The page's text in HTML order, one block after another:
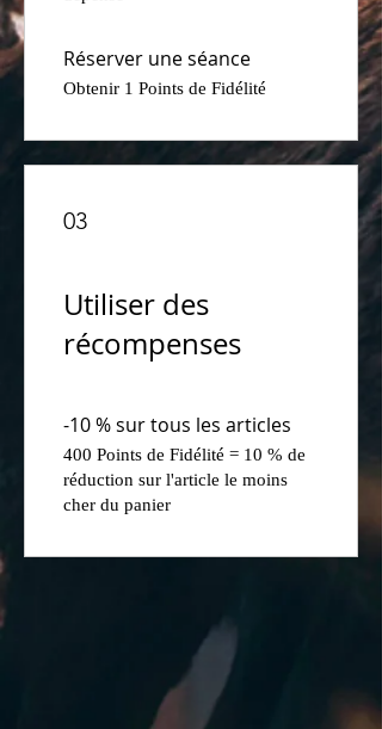
Réserver une séance
Obtenir 1 Points de Fidélité
03
Utiliser des
récompenses
-10 % sur tous les articles
400 Points de Fidélité = 10 % de
réduction sur l'article le moins
cher du panier